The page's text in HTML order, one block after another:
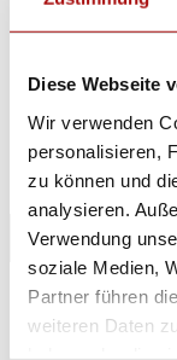
Diese Webseite
Wir verwenden
personalisieren,
zu können und
analysieren.
Verwendung
soziale Medien,
Partner führen
weiteren Daten
Dateien
KONTAKT
SUCHE
0
Alle CHICAGO
SNUPI4